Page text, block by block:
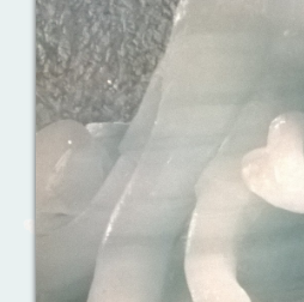
Ваш английский здесь!